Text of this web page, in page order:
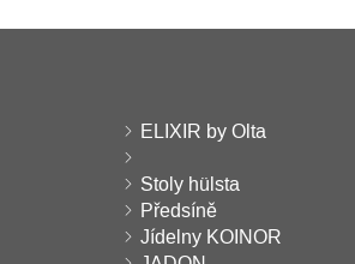
ELIXIR by Olta
Stoly hülsta
Předsíně
Jídelny KOINOR